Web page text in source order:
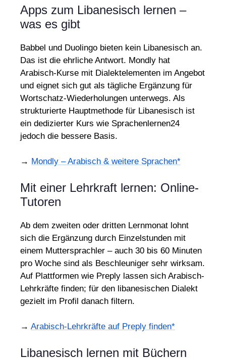
Apps zum Libanesisch lernen –
was es gibt
Babbel und Duolingo bieten kein Libanesisch an.
Das ist die ehrliche Antwort. Mondly hat
Arabisch-Kurse mit Dialektelementen im Angebot
und eignet sich gut als tägliche Ergänzung für
Wortschatz-Wiederholungen unterwegs. Als
strukturierte Hauptmethode für Libanesisch ist
ein dedizierter Kurs wie Sprachenlernen24
jedoch die bessere Basis.
→ Mondly – Arabisch & weitere Sprachen*
Mit einer Lehrkraft lernen: Online-
Tutoren
Ab dem zweiten oder dritten Lernmonat lohnt
sich die Ergänzung durch Einzelstunden mit
einem Muttersprachler – auch 30 bis 60 Minuten
pro Woche sind als Beschleuniger sehr wirksam.
Auf Plattformen wie Preply lassen sich Arabisch-
Lehrkräfte finden; für den libanesischen Dialekt
gezielt im Profil danach filtern.
→ Arabisch-Lehrkräfte auf Preply finden*
Libanesisch lernen mit Büchern